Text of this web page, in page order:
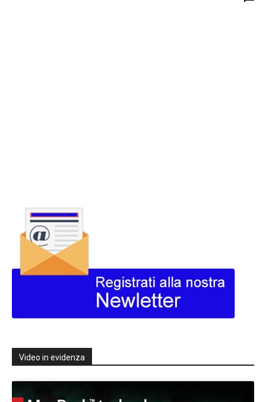
Video in evidenza